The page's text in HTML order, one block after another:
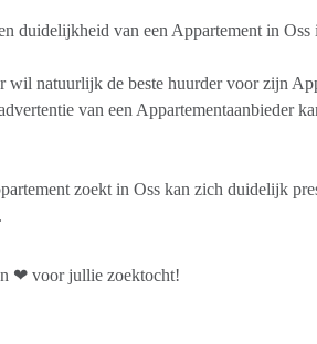
duidelijkheid van een Appartement in
wil natuurlijk de beste huurder voor zijn
van een Appartementaanbieder
zoekt in Oss kan zich duidelijk
❤ voor jullie zoektocht!